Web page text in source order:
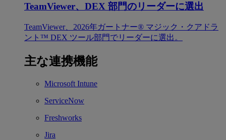
TeamViewer、DEX 部門のリーダーに選出
TeamViewer、2026年ガートナー® マジック・クアドラ
ント™ DEX ツール部門でリーダーに選出。
主な連携機能
Microsoft Intune
ServiceNow
Freshworks
Jira